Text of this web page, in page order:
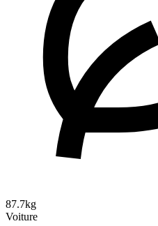
87.7kg
Voiture